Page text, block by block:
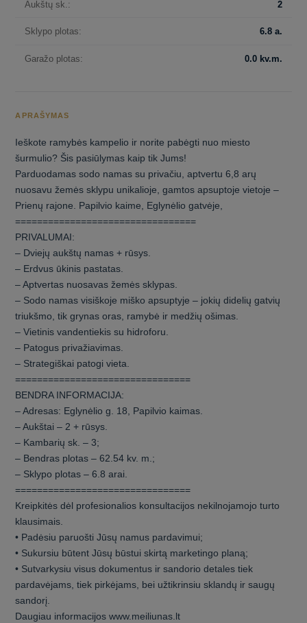
Aukštų sk.: 2
Sklypo plotas: 6.8 a.
Garažo plotas: 0.0 kv.m.
APRAŠYMAS
Ieškote ramybės kampelio ir norite pabėgti nuo miesto
šurmulio? Šis pasiūlymas kaip tik Jums!
Parduodamas sodo namas su privačiu, aptvertu 6,8 arų
nuosavu žemės sklypu unikalioje, gamtos apsuptoje vietoje –
Prienų rajone. Papilvio kaime, Eglynėlio gatvėje,
=================================
PRIVALUMAI:
– Dviejų aukštų namas + rūsys.
– Erdvus ūkinis pastatas.
– Aptvertas nuosavas žemės sklypas.
– Sodo namas visiškoje miško apsuptyje – jokių didelių gatvių
triukšmo, tik grynas oras, ramybė ir medžių ošimas.
– Vietinis vandentiekis su hidroforu.
– Patogus privažiavimas.
– Strategiškai patogi vieta.
================================
BENDRA INFORMACIJA:
– Adresas: Eglynėlio g. 18, Papilvio kaimas.
– Aukštai – 2 + rūsys.
– Kambarių sk. – 3;
– Bendras plotas – 62.54 kv. m.;
– Sklypo plotas – 6.8 arai.
================================
Kreipkitės dėl profesionalios konsultacijos nekilnojamojo turto
klausimais.
• Padėsiu paruošti Jūsų namus pardavimui;
• Sukursiu būtent Jūsų būstui skirtą marketingo planą;
• Sutvarkysiu visus dokumentus ir sandorio detales tiek
pardavėjams, tiek pirkėjams, bei užtikrinsiu sklandų ir saugų
sandorį.
Daugiau informacijos www.meiliunas.lt